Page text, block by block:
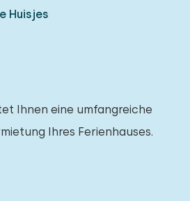
Huisjes
Ihnen eine umfangreiche
Ihres Ferienhauses.